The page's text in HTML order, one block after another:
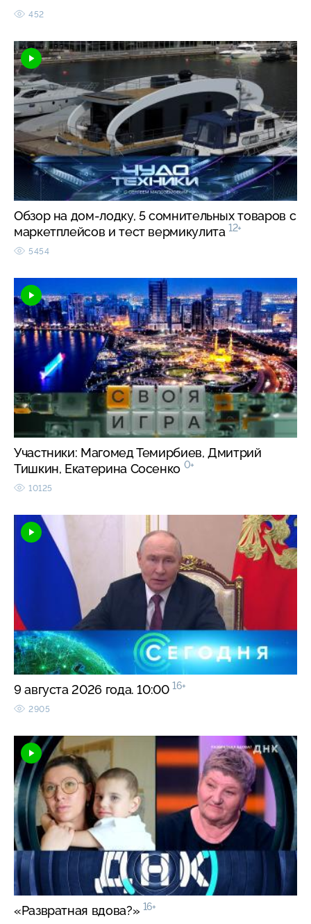
452
Обзор на дом-лодку, 5 сомнительных товаров с
маркетплейсов и тест вермикулита 12+
5454
Участники: Магомед Темирбиев, Дмитрий
Тишкин, Екатерина Сосенко 0+
10125
9 августа 2026 года. 10:00 16+
2905
«Развратная вдова?» 16+